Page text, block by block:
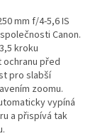
mm f/4-5,6 IS
Canon.
kroku
před
pro slabší
zoomu.
vypíná
a přispívá tak